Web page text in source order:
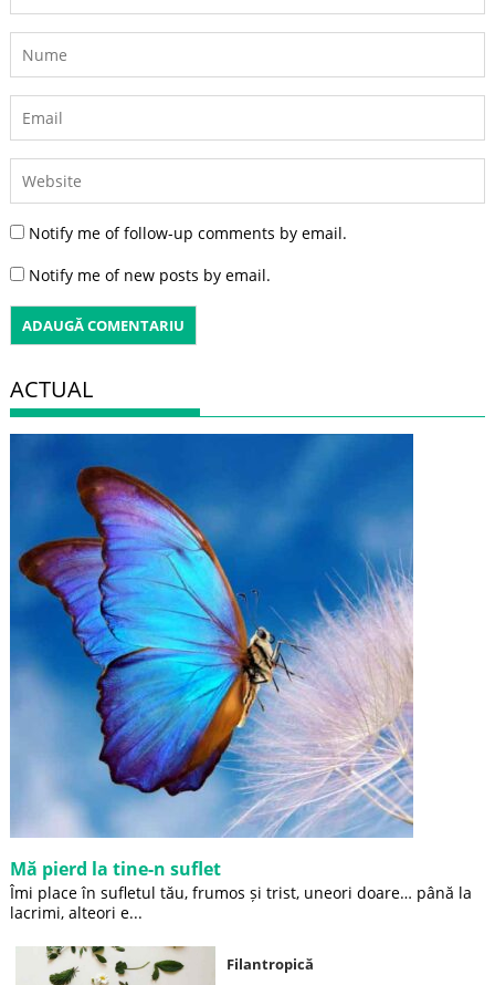
Notify me of follow-up comments by email.
Notify me of new posts by email.
ACTUAL
Mă pierd la tine-n suflet
Îmi place în sufletul tău, frumos și trist, uneori doare… până la
lacrimi, alteori e...
Filantropică